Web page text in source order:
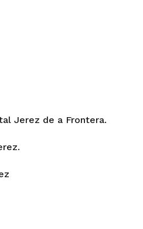
Jerez de a Frontera.